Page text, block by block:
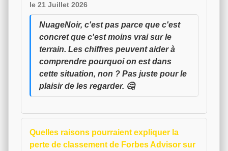
le 21 Juillet 2026
NuageNoir, c'est pas parce que c'est
concret que c'est moins vrai sur le
terrain. Les chiffres peuvent aider à
comprendre pourquoi on est dans
cette situation, non ? Pas juste pour le
plaisir de les regarder. 🤔
Quelles raisons pourraient expliquer la
perte de classement de Forbes Advisor sur